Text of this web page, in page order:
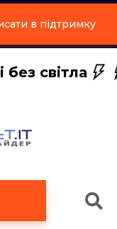
в підтримку
без світла